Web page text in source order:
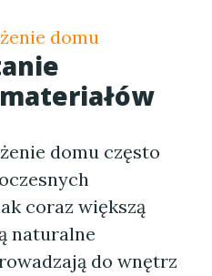
domu
domu często
coraz większą
naturalne
do wnętrz